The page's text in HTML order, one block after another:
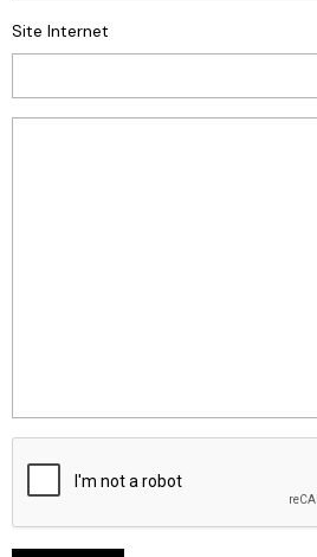
Site Internet